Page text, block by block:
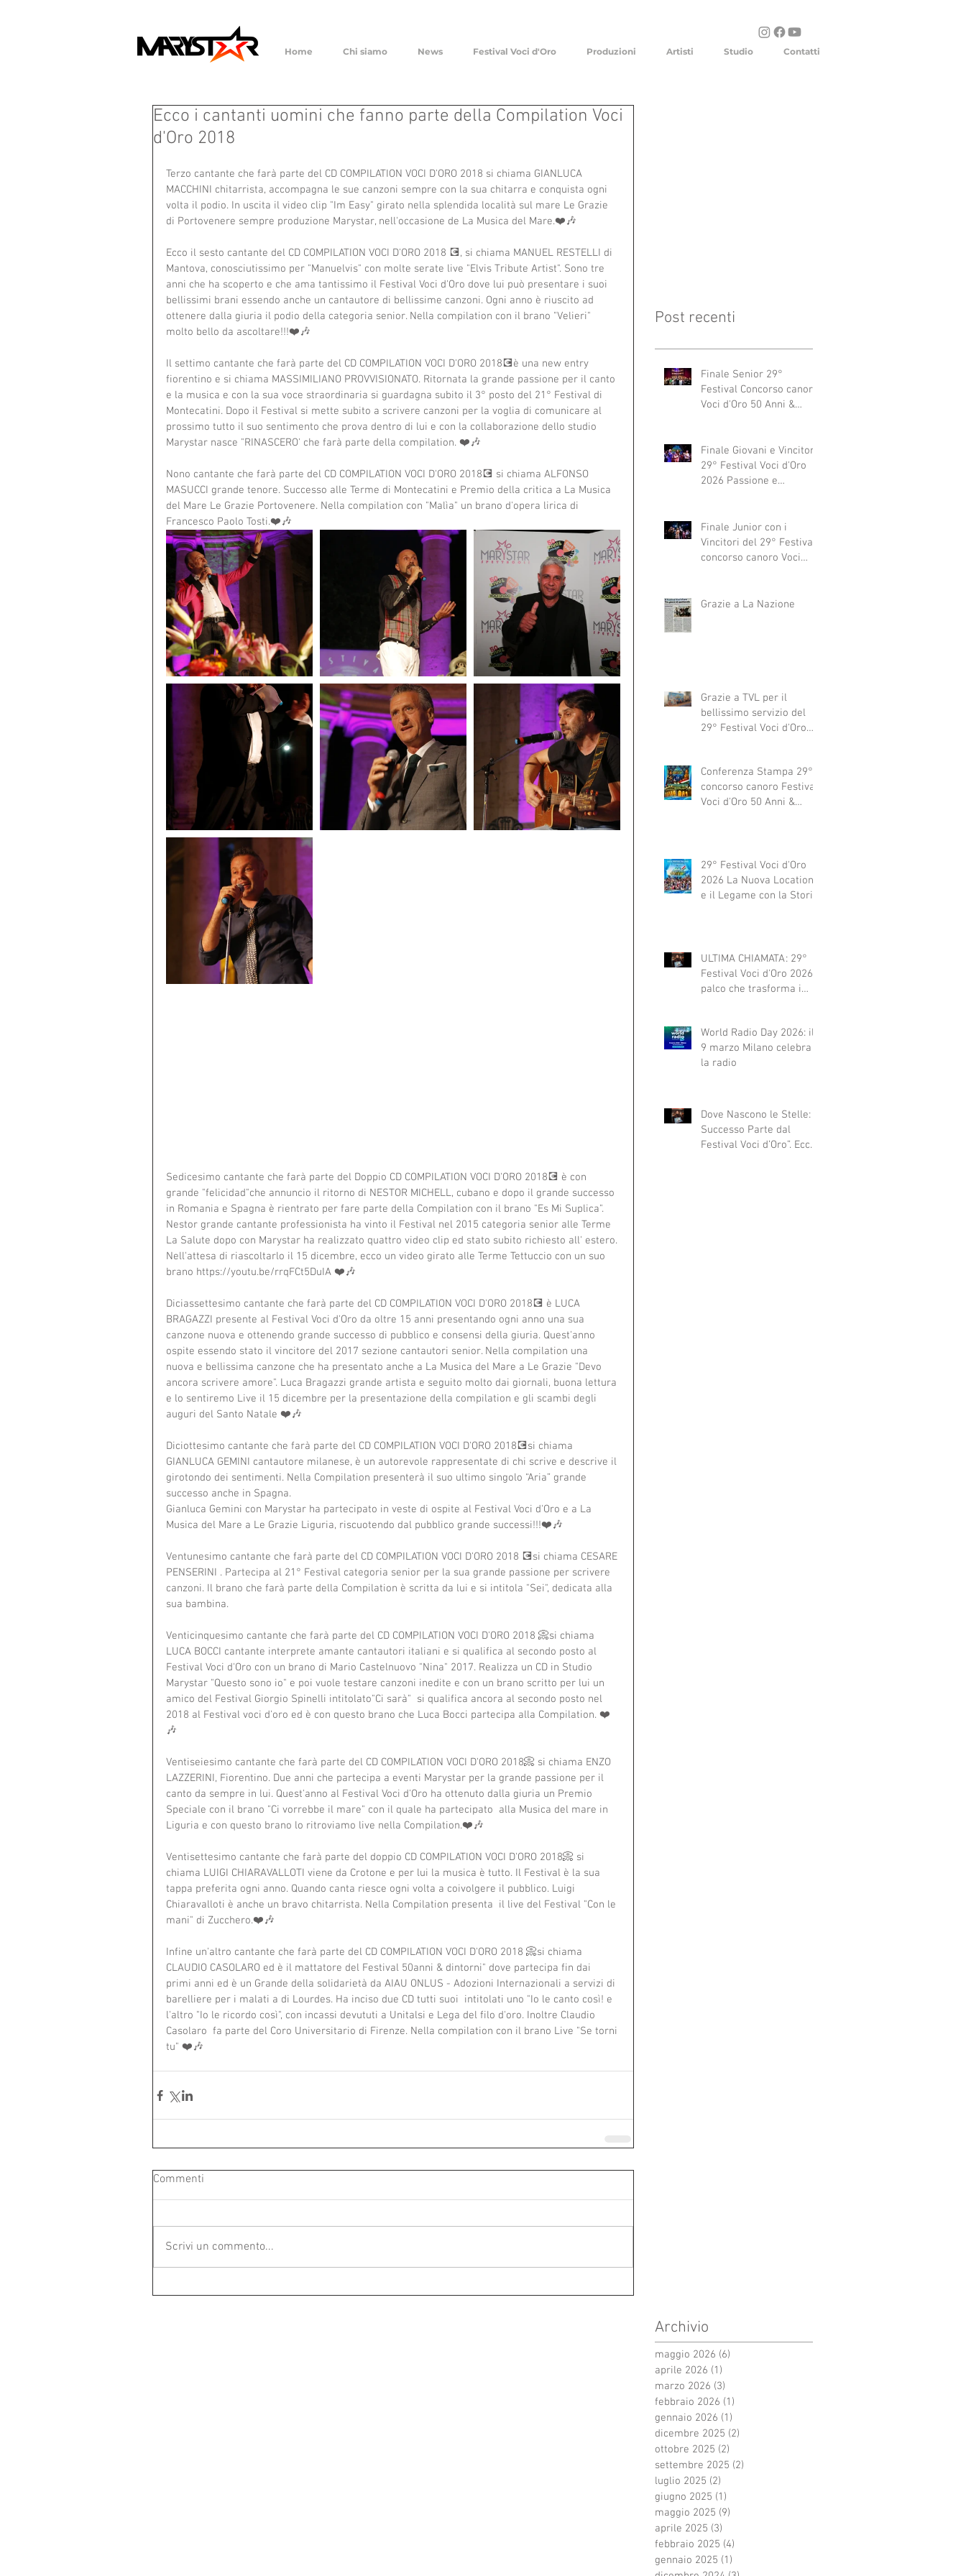
Home Chi siamo News Festival Voci d'Oro Produzioni Artisti Studio Contatti
Ecco i cantanti uomini che fanno parte della Compilation Voci
d'Oro 2018
Terzo cantante che farà parte del CD COMPILATION VOCI D'ORO 2018 si chiama GIANLUCA
MACCHINI chitarrista, accompagna le sue canzoni sempre con la sua chitarra e conquista ogni
volta il podio. In uscita il video clip "Im Easy" girato nella splendida località sul mare Le Grazie
di Portovenere sempre produzione Marystar, nell'occasione de La Musica del Mare.❤️🎶
Ecco il sesto cantante del CD COMPILATION VOCI D'ORO 2018 💽, si chiama MANUEL RESTELLI di
Mantova, conosciutissimo per "Manuelvis" con molte serate live "Elvis Tribute Artist". Sono tre
anni che ha scoperto e che ama tantissimo il Festival Voci d'Oro dove lui può presentare i suoi
bellissimi brani essendo anche un cantautore di bellissime canzoni. Ogni anno è riuscito ad
ottenere dalla giuria il podio della categoria senior. Nella compilation con il brano "Velieri"
molto bello da ascoltare!!!❤️🎶
Il settimo cantante che farà parte del CD COMPILATION VOCI D'ORO 2018💽è una new entry
fiorentino e si chiama MASSIMILIANO PROVVISIONATO. Ritornata la grande passione per il canto
e la musica e con la sua voce straordinaria si guardagna subito il 3° posto del 21° Festival di
Montecatini. Dopo il Festival si mette subito a scrivere canzoni per la voglia di comunicare al
prossimo tutto il suo sentimento che prova dentro di lui e con la collaborazione dello studio
Marystar nasce "RINASCERO' che farà parte della compilation. ❤️🎶
Nono cantante che farà parte del CD COMPILATION VOCI D'ORO 2018💽 si chiama ALFONSO
MASUCCI grande tenore. Successo alle Terme di Montecatini e Premio della critica a La Musica
del Mare Le Grazie Portovenere. Nella compilation con "Malìa" un brano d'opera lirica di
Francesco Paolo Tosti.❤️🎶
Sedicesimo cantante che farà parte del Doppio CD COMPILATION VOCI D'ORO 2018💽 è con
grande "felicidad"che annuncio il ritorno di NESTOR MICHELL, cubano e dopo il grande successo
in Romania e Spagna è rientrato per fare parte della Compilation con il brano "Es Mi Suplica".
Nestor grande cantante professionista ha vinto il Festival nel 2015 categoria senior alle Terme
La Salute dopo con Marystar ha realizzato quattro video clip ed stato subito richiesto all' estero.
Nell'attesa di riascoltarlo il 15 dicembre, ecco un video girato alle Terme Tettuccio con un suo
brano https://youtu.be/rrqFCt5DuIA ❤️🎶
Diciassettesimo cantante che farà parte del CD COMPILATION VOCI D'ORO 2018💽 è LUCA
BRAGAZZI presente al Festival Voci d'Oro da oltre 15 anni presentando ogni anno una sua
canzone nuova e ottenendo grande successo di pubblico e consensi della giuria. Quest'anno
ospite essendo stato il vincitore del 2017 sezione cantautori senior. Nella compilation una
nuova e bellissima canzone che ha presentato anche a La Musica del Mare a Le Grazie "Devo
ancora scrivere amore". Luca Bragazzi grande artista e seguito molto dai giornali, buona lettura
e lo sentiremo Live il 15 dicembre per la presentazione della compilation e gli scambi degli
auguri del Santo Natale ❤️🎶
Diciottesimo cantante che farà parte del CD COMPILATION VOCI D'ORO 2018💽si chiama
GIANLUCA GEMINI cantautore milanese, è un autorevole rappresentate di chi scrive e descrive il
girotondo dei sentimenti. Nella Compilation presenterà il suo ultimo singolo “Aria” grande
successo anche in Spagna.
Gianluca Gemini con Marystar ha partecipato in veste di ospite al Festival Voci d'Oro e a La
Musica del Mare a Le Grazie Liguria, riscuotendo dal pubblico grande successi!!!❤️🎶
Ventunesimo cantante che farà parte del CD COMPILATION VOCI D'ORO 2018 💽si chiama CESARE
PENSERINI . Partecipa al 21° Festival categoria senior per la sua grande passione per scrivere
canzoni. Il brano che farà parte della Compilation è scritta da lui e si intitola "Sei", dedicata alla
sua bambina.
Venticinquesimo cantante che farà parte del CD COMPILATION VOCI D'ORO 2018 📀si chiama
LUCA BOCCI cantante interprete amante cantautori italiani e si qualifica al secondo posto al
Festival Voci d'Oro con un brano di Mario Castelnuovo "Nina" 2017. Realizza un CD in Studio
Marystar "Questo sono io" e poi vuole testare canzoni inedite e con un brano scritto per lui un
amico del Festival Giorgio Spinelli intitolato"Ci sarà"  si qualifica ancora al secondo posto nel
2018 al Festival voci d'oro ed è con questo brano che Luca Bocci partecipa alla Compilation. ❤️
🎶
Ventiseiesimo cantante che farà parte del CD COMPILATION VOCI D'ORO 2018📀 si chiama ENZO
LAZZERINI, Fiorentino. Due anni che partecipa a eventi Marystar per la grande passione per il
canto da sempre in lui. Quest'anno al Festival Voci d'Oro ha ottenuto dalla giuria un Premio
Speciale con il brano "Ci vorrebbe il mare" con il quale ha partecipato  alla Musica del mare in
Liguria e con questo brano lo ritroviamo live nella Compilation.❤️🎶
Ventisettesimo cantante che farà parte del doppio CD COMPILATION VOCI D'ORO 2018📀 si
chiama LUIGI CHIARAVALLOTI viene da Crotone e per lui la musica è tutto. Il Festival è la sua
tappa preferita ogni anno. Quando canta riesce ogni volta a coivolgere il pubblico. Luigi
Chiaravalloti è anche un bravo chitarrista. Nella Compilation presenta  il live del Festival "Con le
mani" di Zucchero.❤️🎶
Infine un'altro cantante che farà parte del CD COMPILATION VOCI D'ORO 2018 📀si chiama
CLAUDIO CASOLARO ed è il mattatore del Festival 50anni & dintorni" dove partecipa fin dai
primi anni ed è un Grande della solidarietà da AIAU ONLUS - Adozioni Internazionali a servizi di
barelliere per i malati a di Lourdes. Ha inciso due CD tutti suoi  intitolati uno "Io le canto così! e
l'altro "Io le ricordo così", con incassi devututi a Unitalsi e Lega del filo d'oro. Inoltre Claudio
Casolaro  fa parte del Coro Universitario di Firenze. Nella compilation con il brano Live "Se torni
tu" ❤️🎶
Commenti
Scrivi un commento...
Post recenti
Finale Senior 29°
Festival Concorso canoro
Voci d'Oro 50 Anni &
abbracciano"
Finale Giovani e Vincitori
29° Festival Voci d'Oro
2026 Passione e
Finale Junior con i
Vincitori del 29° Festival
concorso canoro Voci
Grazie a La Nazione
Grazie a TVL per il
bellissimo servizio del
29° Festival Voci d'Oro
Conferenza Stampa 29°
concorso canoro Festival
Voci d'Oro 50 Anni &
29° Festival Voci d'Oro
2026 La Nuova Location
e il Legame con la Storia
ULTIMA CHIAMATA: 29°
Festival Voci d'Oro 2026 Il
palco che trasforma i
World Radio Day 2026: il
9 marzo Milano celebra
la radio
Dove Nascono le Stelle: Il
Successo Parte dal
Festival Voci d’Oro”. Ecco
Archivio
maggio 2026 (6)
aprile 2026 (1)
marzo 2026 (3)
febbraio 2026 (1)
gennaio 2026 (1)
dicembre 2025 (2)
ottobre 2025 (2)
settembre 2025 (2)
luglio 2025 (2)
giugno 2025 (1)
maggio 2025 (9)
aprile 2025 (3)
febbraio 2025 (4)
gennaio 2025 (1)